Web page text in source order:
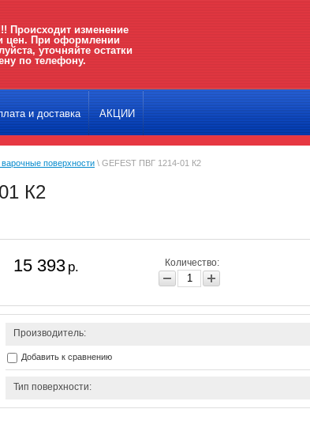
Происходит изменение
цен. При оформлении
уточняйте остатки
по телефону.
и доставка АКЦИИ
поверхности \ GEFEST ПВГ 1214-01 К2
К2
15 393 р. Количество:
Производитель:
Добавить к сравнению
Тип поверхности: